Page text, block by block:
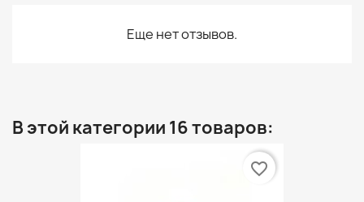
Еще нет отзывов.
В этой категории 16 товаров:
favorite_border